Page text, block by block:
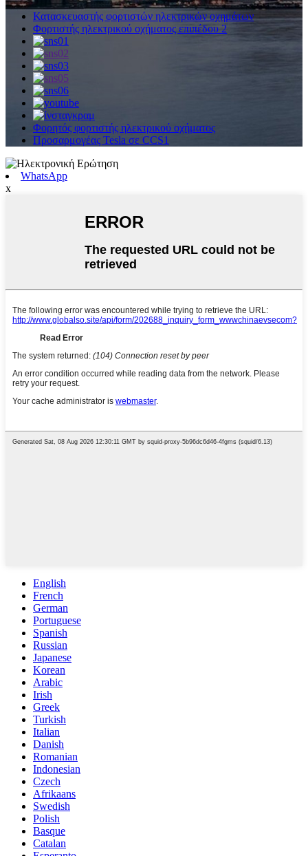
Κατασκευαστής φορτιστών ηλεκτρικών οχημάτων
Φορτιστής ηλεκτρικού οχήματος επιπέδου 2
Φορητός φορτιστής ηλεκτρικού οχήματος
Προσαρμογέας Tesla σε CCS1
WhatsApp
x
English
French
German
Portuguese
Spanish
Russian
Japanese
Korean
Arabic
Irish
Greek
Turkish
Italian
Danish
Romanian
Indonesian
Czech
Afrikaans
Swedish
Polish
Basque
Catalan